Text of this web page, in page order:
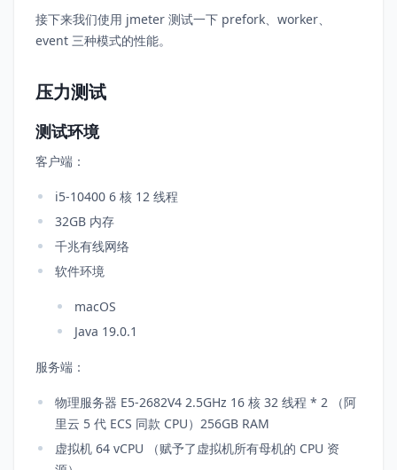
接下来我们使用 jmeter 测试一下 prefork、worker、
event 三种模式的性能。
压力测试
测试环境
客户端：
i5-10400 6 核 12 线程
32GB 内存
千兆有线网络
软件环境
macOS
Java 19.0.1
服务端：
物理服务器 E5-2682V4 2.5GHz 16 核 32 线程 * 2 （阿
里云 5 代 ECS 同款 CPU）256GB RAM
虚拟机 64 vCPU （赋予了虚拟机所有母机的 CPU 资